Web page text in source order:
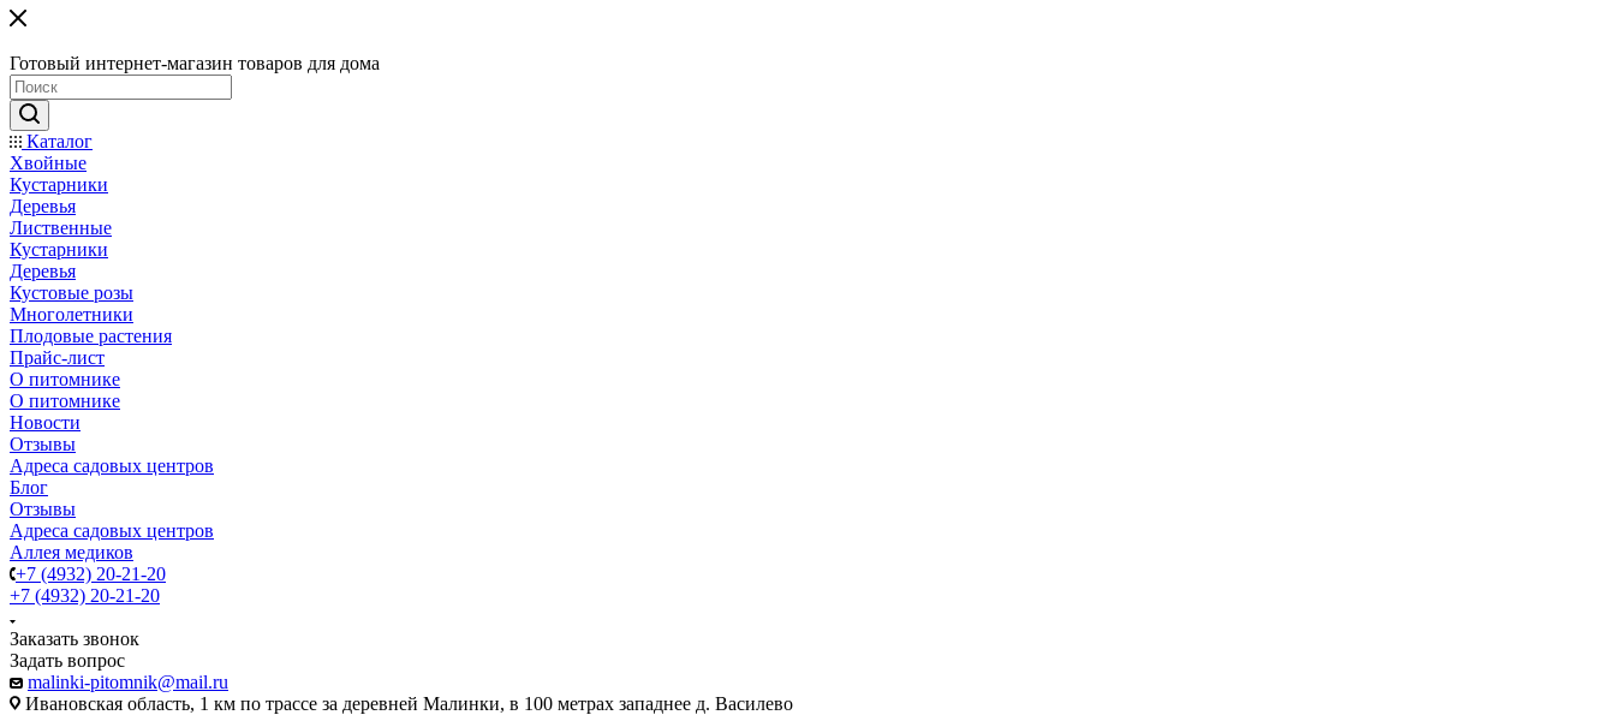
Готовый интернет-магазин товаров для дома
Каталог
Хвойные
Кустарники
Деревья
Лиственные
Кустарники
Деревья
Кустовые розы
Многолетники
Плодовые растения
Прайс-лист
О питомнике
О питомнике
Новости
Отзывы
Адреса садовых центров
Блог
Отзывы
Адреса садовых центров
Аллея медиков
+7 (4932) 20-21-20
+7 (4932) 20-21-20
Заказать звонок
Задать вопрос
malinki-pitomnik@mail.ru
Ивановская область, 1 км по трассе за деревней Малинки, в 100 метрах западнее д. Василево